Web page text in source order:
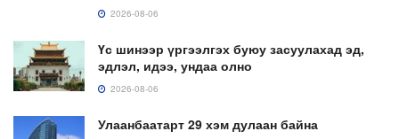
2026-08-06
Үс шинээр үргээлгэх буюу засуулахад эд,
эдлэл, идээ, ундаа олно
2026-08-06
Улаанбаатарт 29 хэм дулаан байна